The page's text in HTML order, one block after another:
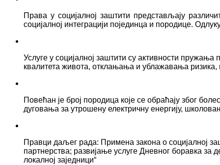
Права у социјалној заштити представљају
социјалној интеграцији појединца и породице.
Услуге у социјалној заштити су активности
квалитета живота, отклањања и ублажавања ризика,
Повећан је број породица које се обраћају због
дуговања за утрошену електричну енергију,
Правци даљег рада: Примена закона о социјалној
партнерства; развијање услуге Дневног боравка
локалној заједници“